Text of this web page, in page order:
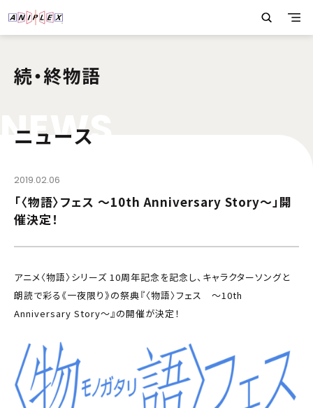
続・終物語
NEWS
ニュース
2019.02.06
「〈物語〉フェス ～10th Anniversary Story～」開
催決定！
アニメ〈物語〉シリーズ 10周年記念を記念し、キャラクターソングと
朗読で彩る《一夜限り》の祭典『〈物語〉フェス ～10th
Anniversary Story～』の開催が決定！